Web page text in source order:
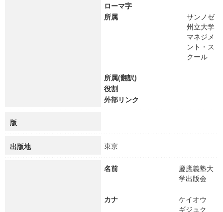
ローマ字
所属
サンノゼ
州立大学
マネジメ
ント・ス
クール
所属(翻訳)
役割
外部リンク
版
出版地 東京
名前
慶應義塾大
学出版会
カナ
ケイオウ
ギジュク